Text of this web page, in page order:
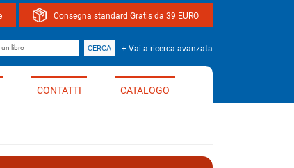
Consegna standard Gratis da 39 EURO
CERCA + Vai a ricerca avanzata
CONTATTI CATALOGO